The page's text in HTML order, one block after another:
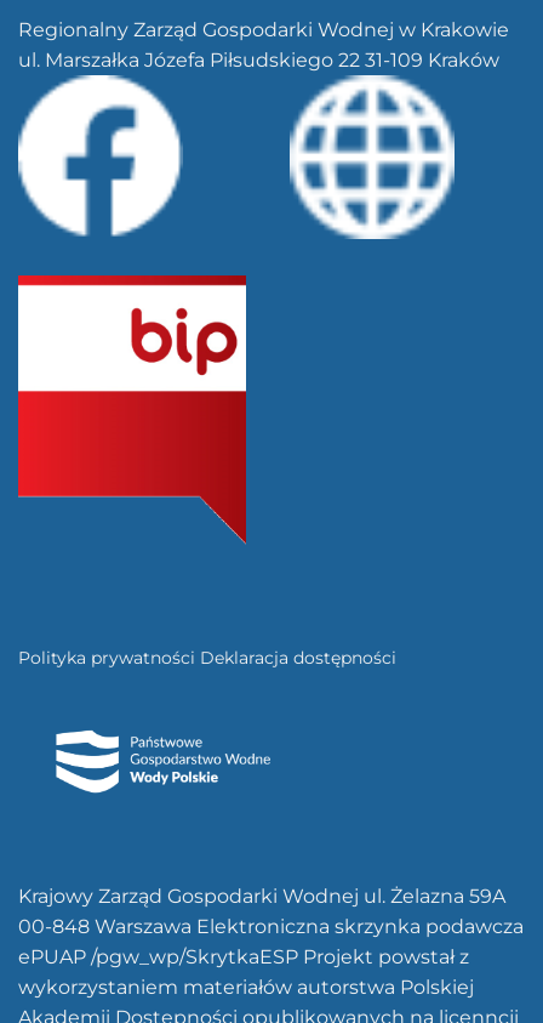
Regionalny Zarząd Gospodarki Wodnej w Krakowie
ul. Marszałka Józefa Piłsudskiego 22 31-109 Kraków
Polityka prywatności Deklaracja dostępności
Krajowy Zarząd Gospodarki Wodnej ul. Żelazna 59A
00-848 Warszawa Elektroniczna skrzynka podawcza
ePUAP /pgw_wp/SkrytkaESP Projekt powstał z
wykorzystaniem materiałów autorstwa Polskiej
Akademii Dostępności opublikowanych na licenncji